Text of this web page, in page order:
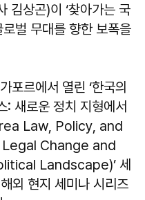
김상곤)이 ‘찾아가는 국
벌 무대를 향한 보폭을
포르에서 열린 ‘한국의
: 새로운 정치 지형에서
Law, Policy, and
Change and
Landscape)’ 세
외 현지 세미나 시리즈